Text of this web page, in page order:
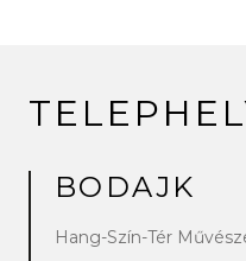
BODAJK
Hang-Szín-Tér